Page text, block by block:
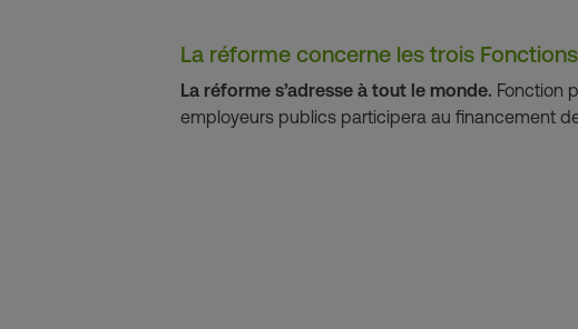
La réforme concerne les trois
La réforme s’adresse à tout le monde. Fonction
employeurs publics participera au financement